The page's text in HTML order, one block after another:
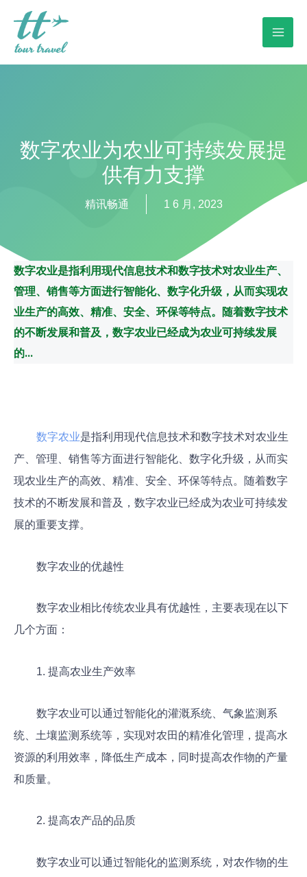
数字农业为农业可持续发展提
供有力支撑
精讯畅通 1 6 月, 2023
数字农业是指利用现代信息技术和数字技术对农业生产、
管理、销售等方面进行智能化、数字化升级，从而实现农
业生产的高效、精准、安全、环保等特点。随着数字技术
的不断发展和普及，数字农业已经成为农业可持续发展
的...
数字农业是指利用现代信息技术和数字技术对农业生
产、管理、销售等方面进行智能化、数字化升级，从而实
现农业生产的高效、精准、安全、环保等特点。随着数字
技术的不断发展和普及，数字农业已经成为农业可持续发
展的重要支撑。
数字农业的优越性
数字农业相比传统农业具有优越性，主要表现在以下
几个方面：
1. 提高农业生产效率
数字农业可以通过智能化的灌溉系统、气象监测系
统、土壤监测系统等，实现对农田的精准化管理，提高水
资源的利用效率，降低生产成本，同时提高农作物的产量
和质量。
2. 提高农产品的品质
数字农业可以通过智能化的监测系统，对农作物的生